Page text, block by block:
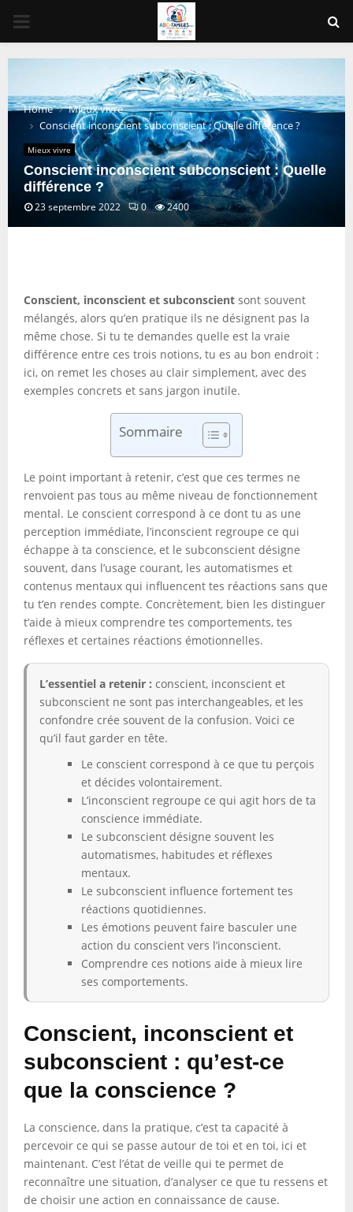
PRIMARY
MENU
Home
Mieux vivre
Conscient inconscient subconscient : Quelle différence ?
Mieux vivre
Conscient inconscient subconscient : Quelle
différence ?
23 septembre 2022 0 2400
Conscient, inconscient et subconscient sont souvent
mélangés, alors qu’en pratique ils ne désignent pas la
même chose. Si tu te demandes quelle est la vraie
différence entre ces trois notions, tu es au bon endroit :
ici, on remet les choses au clair simplement, avec des
exemples concrets et sans jargon inutile.
Sommaire
Le point important à retenir, c’est que ces termes ne
renvoient pas tous au même niveau de fonctionnement
mental. Le conscient correspond à ce dont tu as une
perception immédiate, l’inconscient regroupe ce qui
échappe à ta conscience, et le subconscient désigne
souvent, dans l’usage courant, les automatismes et
contenus mentaux qui influencent tes réactions sans que
tu t’en rendes compte. Concrètement, bien les distinguer
t’aide à mieux comprendre tes comportements, tes
réflexes et certaines réactions émotionnelles.
L’essentiel a retenir : conscient, inconscient et
subconscient ne sont pas interchangeables, et les
confondre crée souvent de la confusion. Voici ce
qu’il faut garder en tête.
Le conscient correspond à ce que tu perçois
et décides volontairement.
L’inconscient regroupe ce qui agit hors de ta
conscience immédiate.
Le subconscient désigne souvent les
automatismes, habitudes et réflexes
mentaux.
Le subconscient influence fortement tes
réactions quotidiennes.
Les émotions peuvent faire basculer une
action du conscient vers l’inconscient.
Comprendre ces notions aide à mieux lire
ses comportements.
Conscient, inconscient et
subconscient : qu’est-ce
que la conscience ?
La conscience, dans la pratique, c’est ta capacité à
percevoir ce qui se passe autour de toi et en toi, ici et
maintenant. C’est l’état de veille qui te permet de
reconnaître une situation, d’analyser ce que tu ressens et
de choisir une action en connaissance de cause.